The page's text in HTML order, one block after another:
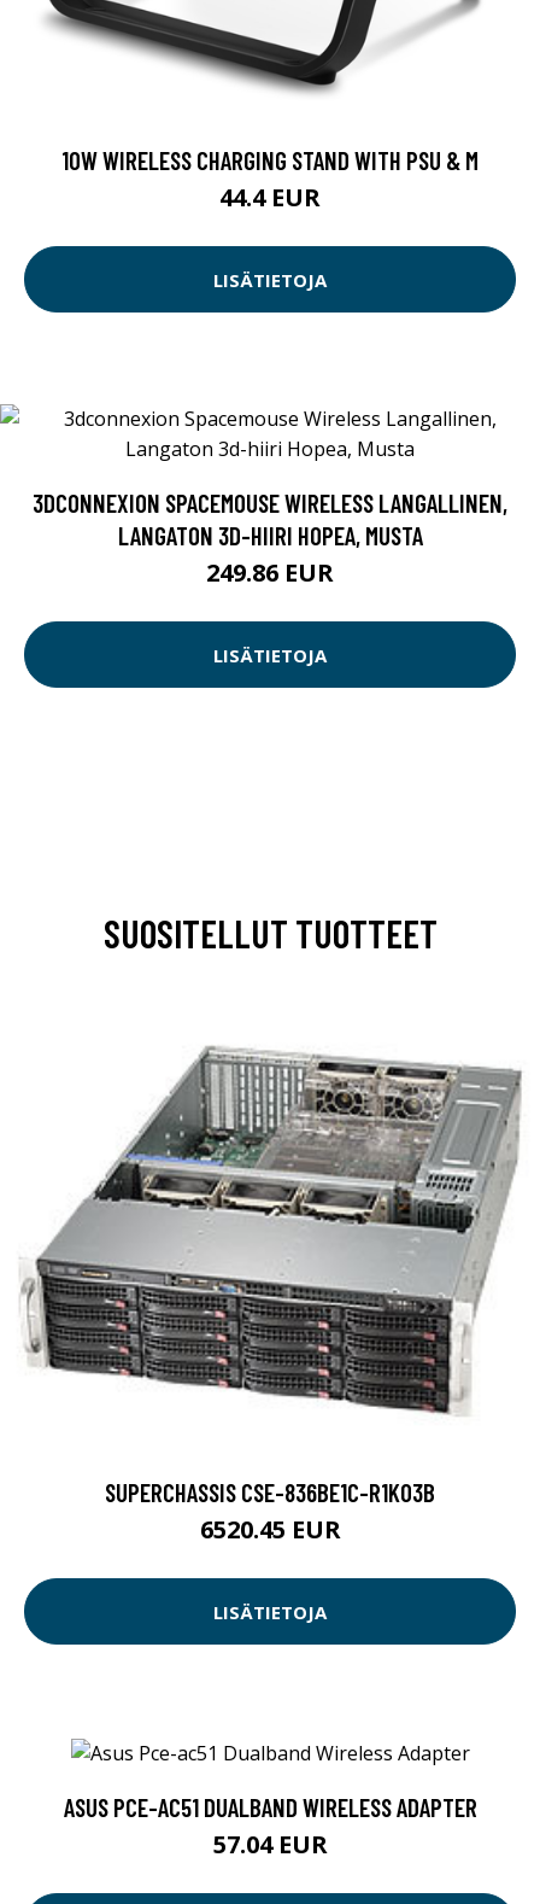
10W WIRELESS CHARGING STAND WITH PSU & M
44.4 EUR
LISÄTIETOJA
3DCONNEXION SPACEMOUSE WIRELESS LANGALLINEN,
LANGATON 3D-HIIRI HOPEA, MUSTA
249.86 EUR
LISÄTIETOJA
SUOSITELLUT TUOTTEET
SUPERCHASSIS CSE-836BE1C-R1K03B
6520.45 EUR
LISÄTIETOJA
ASUS PCE-AC51 DUALBAND WIRELESS ADAPTER
57.04 EUR